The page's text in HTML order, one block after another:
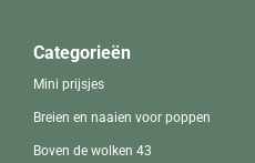
Categorieën
Mini prijsjes
Breien en naaien voor poppen
Boven de wolken 43